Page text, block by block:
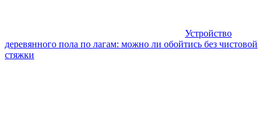
Устройство
деревянного пола по лагам: можно ли обойтись без чистовой
стяжки